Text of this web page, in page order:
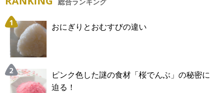
おにぎりとおむすびの違い
ピンク色した謎の食材「桜でんぶ」の秘密に
迫る！